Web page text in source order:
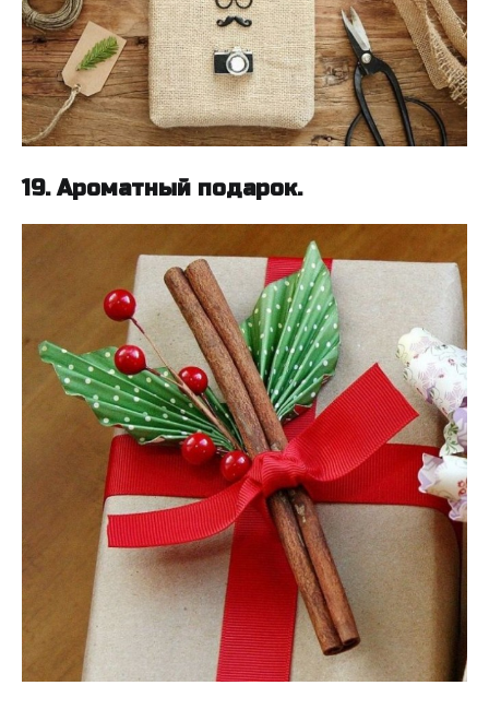
19. Ароматный подарок.